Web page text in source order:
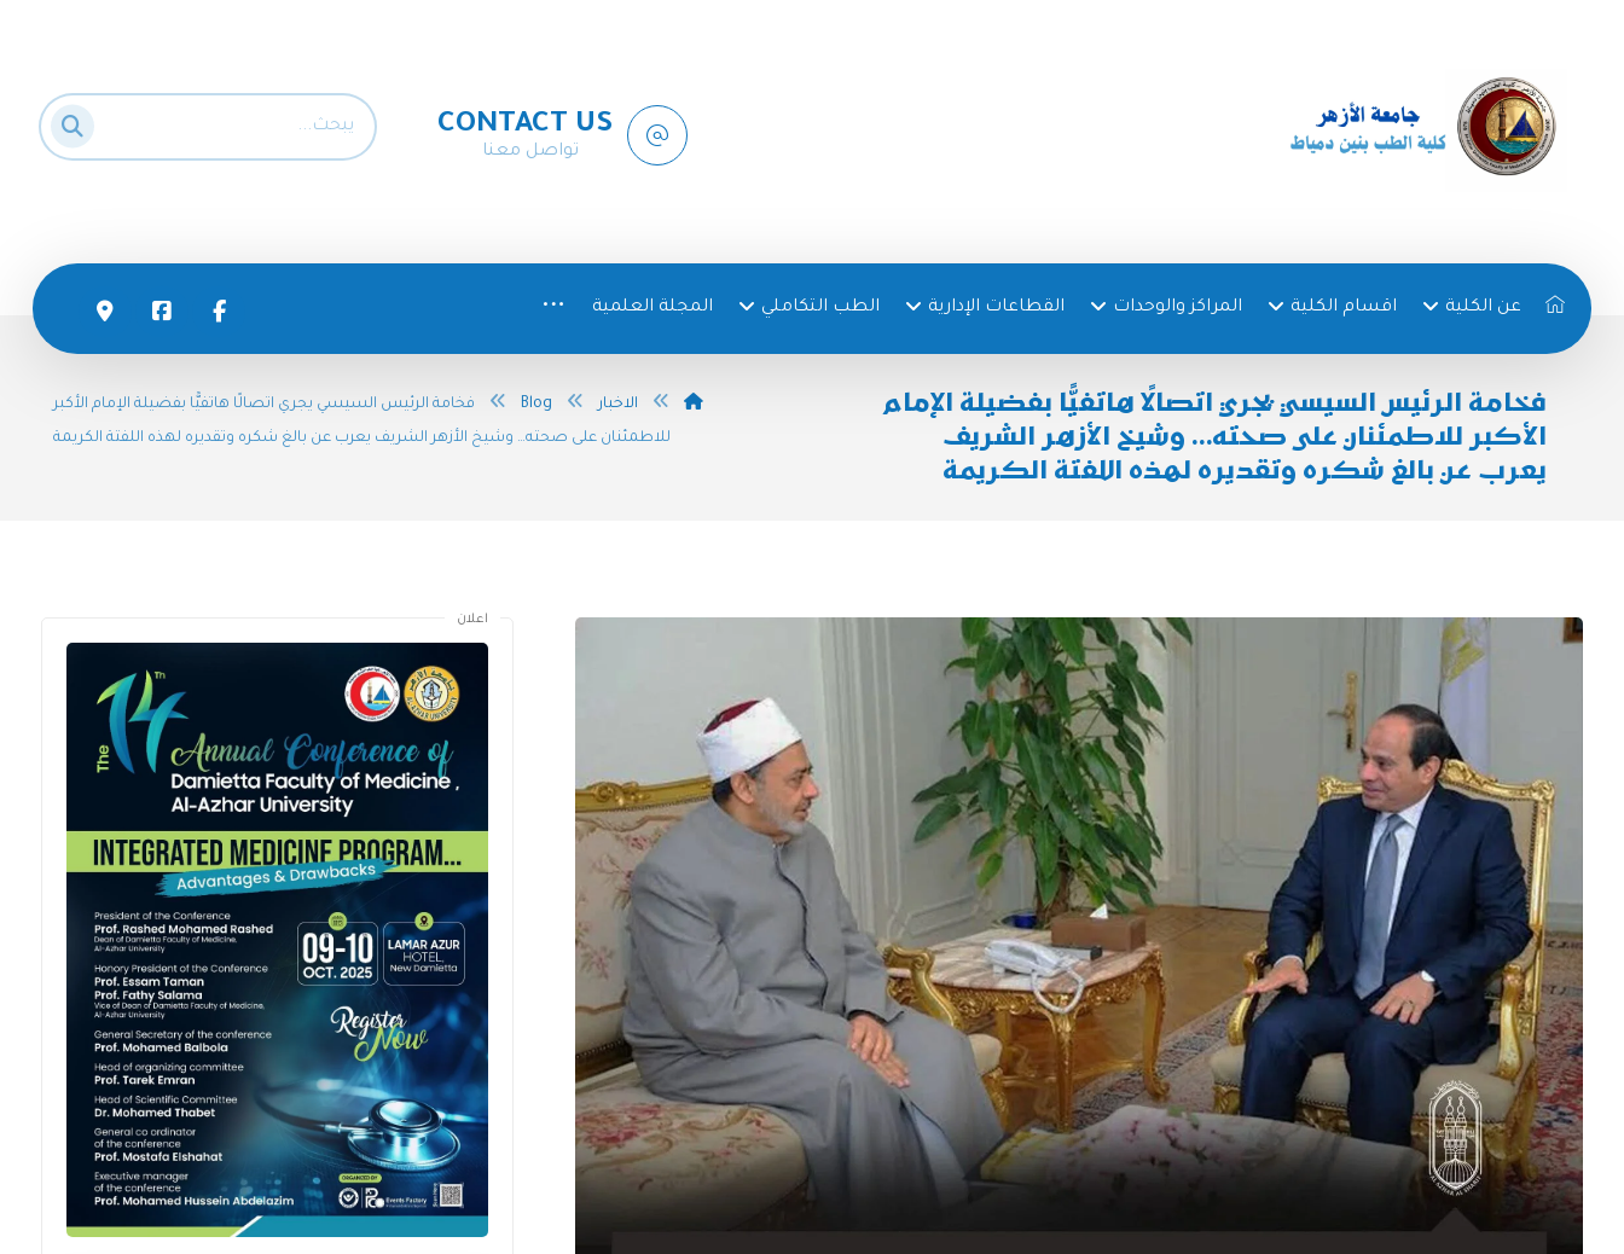
CONTACT US
تواصل معنا
عن الكلية اقسام الكلية المراكز والوحدات القطاعات الإدارية الطب التكاملي المجلة العلمية
فخامة الرئيس السيسي يجري اتصالًا هاتفيًّا بفضيلة الإمام
الأكبر للاطمئنان على صحته… وشيخ الأزهر الشريف
يعرب عن بالغ شكره وتقديره لهذه اللفتة الكريمة
الاخبار Blog
فخامة الرئيس السيسي يجري اتصالًا هاتفيًّا بفضيلة الإمام الأكبر
للاطمئنان على صحته… وشيخ الأزهر الشريف يعرب عن بالغ شكره وتقديره لهذه اللفتة الكريمة
اعلان